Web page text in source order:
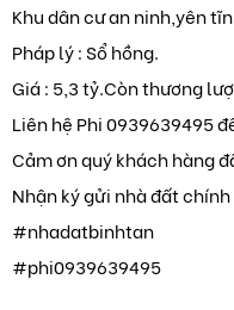
Khu dân cư an ninh,yên
Pháp lý : Sổ hồng.
Giá : 5,3 tỷ.Còn thương
Liên hệ Phi 0939639495
Cảm ơn quý khách hàng
Nhận ký gửi nhà đất
#nhadatbinhtan
#phi0939639495